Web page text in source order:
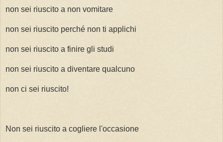
non sei riuscito a non vomitare
non sei riuscito perché non ti applichi
non sei riuscito a finire gli studi
non sei riuscito a diventare qualcuno
non ci sei riuscito!
Non sei riuscito a cogliere l'occasione